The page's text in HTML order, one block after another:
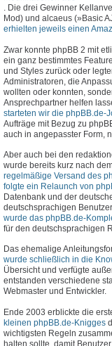
. Die drei Gewinner
Mod) und alcaeus (»Basic
erhielten jeweils einen
Zwar konnte phpBB 2 mit
ein ganz bestimmtes
und Styles zurück oder
Administratoren, die
wollten oder konnten,
Ansprechpartner helfen
starteten wir die phpBB.de-
Aufträge mit Bezug zu
auch in angepasster Form,
Aber auch bei den
wurde bereits kurz nach
regelmäßige Versand des
folgte ein Relaunch von
Datenbank und der
deutschsprachigen
wurde das phpBB.de-
für den deutschsprachigen
Das ehemalige
wurde schließlich in die
Übersicht und verfügte
entstanden verschiedene
Webmaster und Entwickler.
Ende 2003 erblickte die
kleinen phpBB.de-Knigges
wichtigsten Regeln
halten sollte, damit